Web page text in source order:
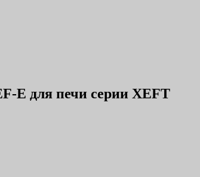
E для печи серии XEFT